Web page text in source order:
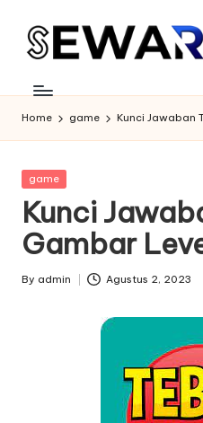
Home game Kunci Jawaban
Posted
game
Kunci
Gambar
Posted
By admin Agustus 2, 2023